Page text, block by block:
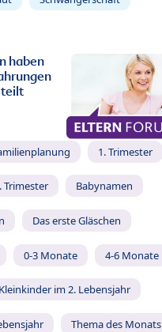
haben
1. Trimester
Trimester Babynamen
Das erste Gläschen
0-3 Monate 4-6 Monate
Kleinkinder im 2. Lebensjahr
Thema des Monats